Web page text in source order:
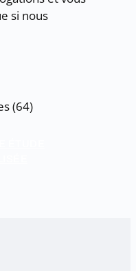
si nous
(64)